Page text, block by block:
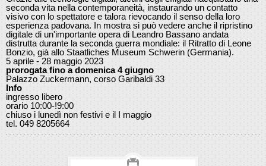
seconda vita nella contemporaneità, instaurando un contatto
visivo con lo spettatore e talora rievocando il senso della loro
esperienza padovana. In mostra si può vedere anche il ripristino
digitale di un'importante opera di Leandro Bassano andata
distrutta durante la seconda guerra mondiale: il Ritratto di Leone
Bonzio, già allo Staatliches Museum Schwerin (Germania).
5 aprile - 28 maggio 2023
prorogata fino a domenica 4 giugno
Palazzo Zuckermann, corso Garibaldi 33
Info
ingresso libero
orario 10:00-!9:00
chiuso i lunedì non festivi e il I maggio
tel. 049 8205664